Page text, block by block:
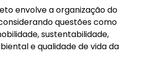
envolve a organização do
questões como
sustentabilidade,
e qualidade de vida da